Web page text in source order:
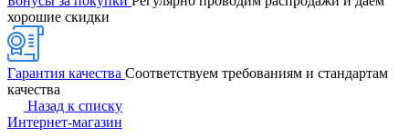
хорошие скидки
Гарантия качества Соответствуем требованиям и стандартам
качества
Назад к списку
Интернет-магазин